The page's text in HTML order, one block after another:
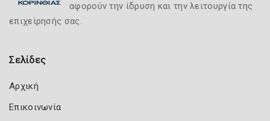
αφορούν την ίδρυση και την λειτουργία της
επιχείρησής σας.
Σελίδες
Αρχική
Επικοινωνία